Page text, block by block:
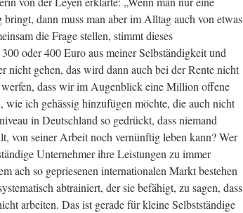
dann muss man aber im Alltag auch von etwas
die Frage stellen, stimmt dieses
oder 400 Euro aus meiner Selbständigkeit und
nicht gehen, das wird dann auch bei der Rente nicht
dass wir im Augenblick eine Million offene
ich gehässig hinzufügen möchte, die auch nicht
in Deutschland so gedrückt, dass niemand
von seiner Arbeit noch vernünftig leben kann? Wer
Unternehmer ihre Leistungen zu immer
ach so gepriesenen internationalen Markt bestehen
abtrainiert, der sie befähigt, zu sagen, dass
arbeiten. Das ist gerade für kleine Selbstständige